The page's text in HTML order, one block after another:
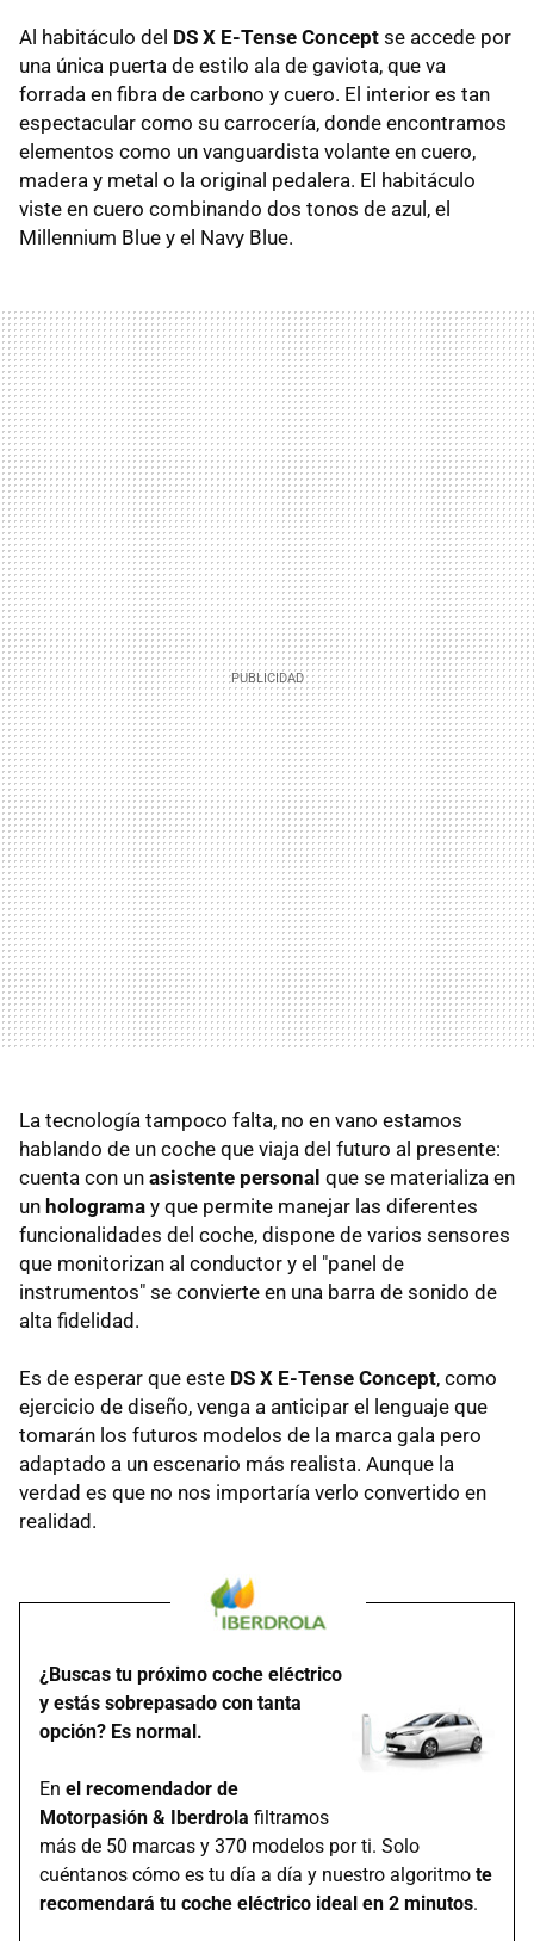
Al habitáculo del DS X E-Tense Concept se accede por
una única puerta de estilo ala de gaviota, que va
forrada en fibra de carbono y cuero. El interior es tan
espectacular como su carrocería, donde encontramos
elementos como un vanguardista volante en cuero,
madera y metal o la original pedalera. El habitáculo
viste en cuero combinando dos tonos de azul, el
Millennium Blue y el Navy Blue.
La tecnología tampoco falta, no en vano estamos
hablando de un coche que viaja del futuro al presente:
cuenta con un asistente personal que se materializa en
un holograma y que permite manejar las diferentes
funcionalidades del coche, dispone de varios sensores
que monitorizan al conductor y el "panel de
instrumentos" se convierte en una barra de sonido de
alta fidelidad.
Es de esperar que este DS X E-Tense Concept, como
ejercicio de diseño, venga a anticipar el lenguaje que
tomarán los futuros modelos de la marca gala pero
adaptado a un escenario más realista. Aunque la
verdad es que no nos importaría verlo convertido en
realidad.
¿Buscas tu próximo coche eléctrico
y estás sobrepasado con tanta
opción? Es normal.
En el recomendador de
Motorpasión & Iberdrola filtramos
más de 50 marcas y 370 modelos por ti. Solo
cuéntanos cómo es tu día a día y nuestro algoritmo te
recomendará tu coche eléctrico ideal en 2 minutos.